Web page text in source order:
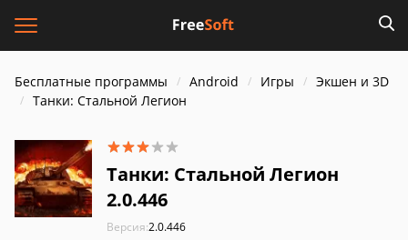
Бесплатные программы Android Игры
Экшен и 3D
Танки: Стальной Легион
Танки: Стальной Легион
2.0.446
Версия:2.0.446